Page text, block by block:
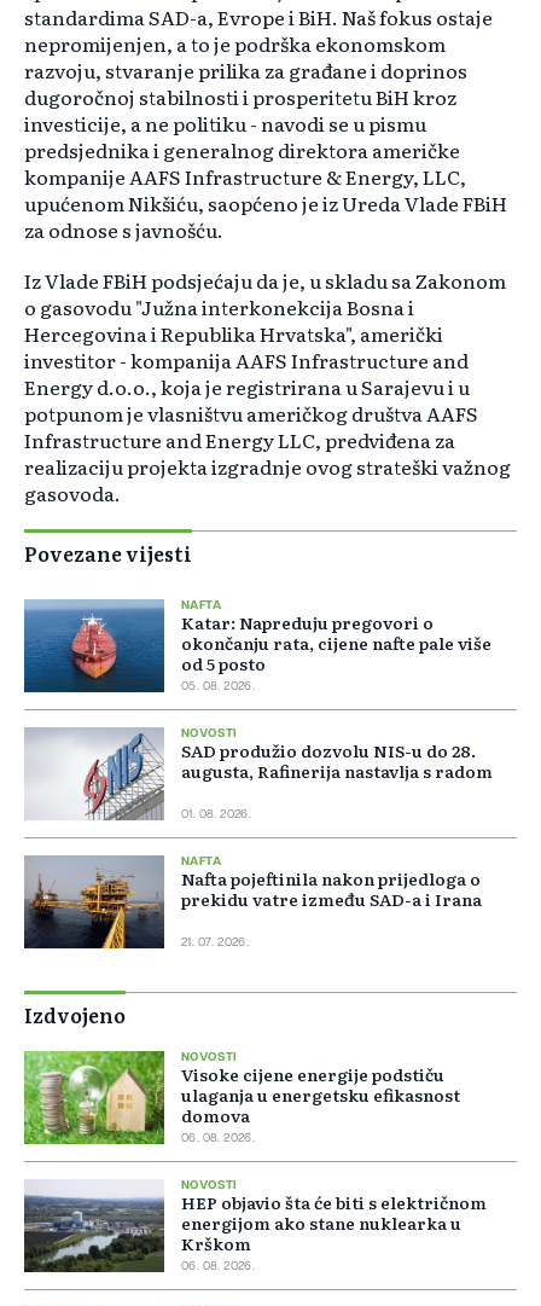
standardima SAD-a, Evrope i BiH. Naš fokus ostaje
nepromijenjen, a to je podrška ekonomskom
razvoju, stvaranje prilika za građane i doprinos
dugoročnoj stabilnosti i prosperitetu BiH kroz
investicije, a ne politiku - navodi se u pismu
predsjednika i generalnog direktora američke
kompanije AAFS Infrastructure & Energy, LLC,
upućenom Nikšiću, saopćeno je iz Ureda Vlade FBiH
za odnose s javnošću.
Iz Vlade FBiH podsjećaju da je, u skladu sa Zakonom
o gasovodu "Južna interkonekcija Bosna i
Hercegovina i Republika Hrvatska", američki
investitor - kompanija AAFS Infrastructure and
Energy d.o.o., koja je registrirana u Sarajevu i u
potpunom je vlasništvu američkog društva AAFS
Infrastructure and Energy LLC, predviđena za
realizaciju projekta izgradnje ovog strateški važnog
gasovoda.
Povezane vijesti
NAFTA
Katar: Napreduju pregovori o
okončanju rata, cijene nafte pale više
od 5 posto
05. 08. 2026.
NOVOSTI
SAD produžio dozvolu NIS-u do 28.
augusta, Rafinerija nastavlja s radom
01. 08. 2026.
NAFTA
Nafta pojeftinila nakon prijedloga o
prekidu vatre između SAD-a i Irana
21. 07. 2026.
Izdvojeno
NOVOSTI
Visoke cijene energije podstiču
ulaganja u energetsku efikasnost
domova
06. 08. 2026.
NOVOSTI
HEP objavio šta će biti s električnom
energijom ako stane nuklearka u
Krškom
06. 08. 2026.